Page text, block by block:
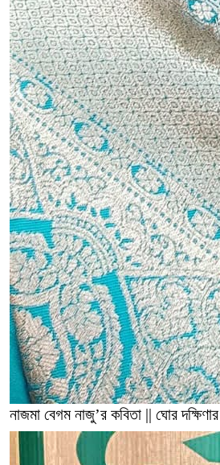
নাজমা বেগম নাজু’র কবিতা || ঘোর